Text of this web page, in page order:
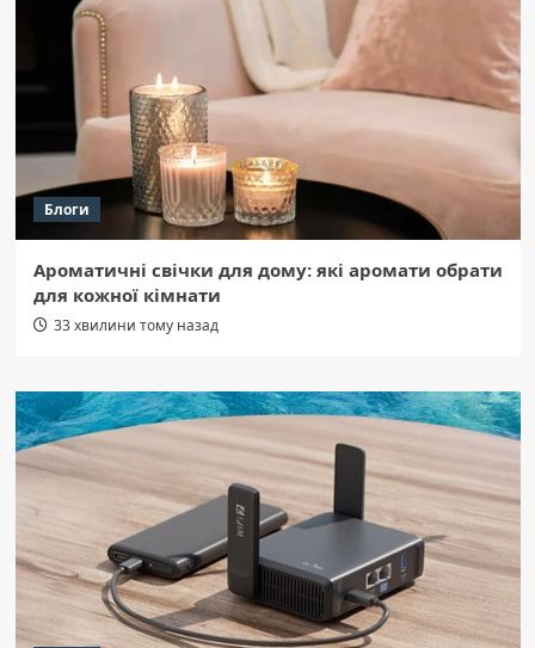
Блоги
Ароматичні свічки для дому: які аромати обрати
для кожної кімнати
33 хвилини тому назад